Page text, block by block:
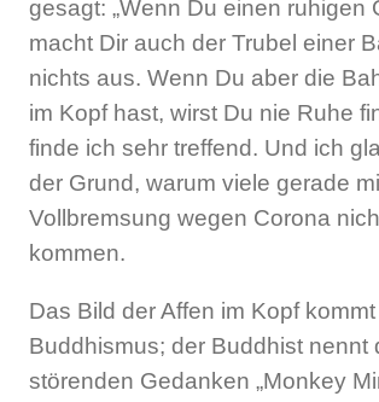
gesagt: „Wenn Du einen ruhigen
macht Dir auch der Trubel einer
nichts aus. Wenn Du aber die
im Kopf hast, wirst Du nie Ruhe
finde ich sehr treffend. Und ich
der Grund, warum viele gerade
Vollbremsung wegen Corona
kommen.
Das Bild der Affen im Kopf
Buddhismus; der Buddhist nennt
störenden Gedanken „Monkey